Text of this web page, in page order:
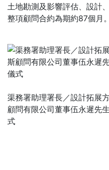
土地勘測及影響評估、設計
整項顧問合約為期約87個月。
渠務署助理署長／設計拓展
顧問有限公司董事伍永遲先
式